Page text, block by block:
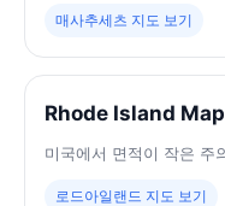
매사추세츠 지도 보기
Rhode Island Map
미국에서 면적이 작은 주
로드아일랜드 지도 보기